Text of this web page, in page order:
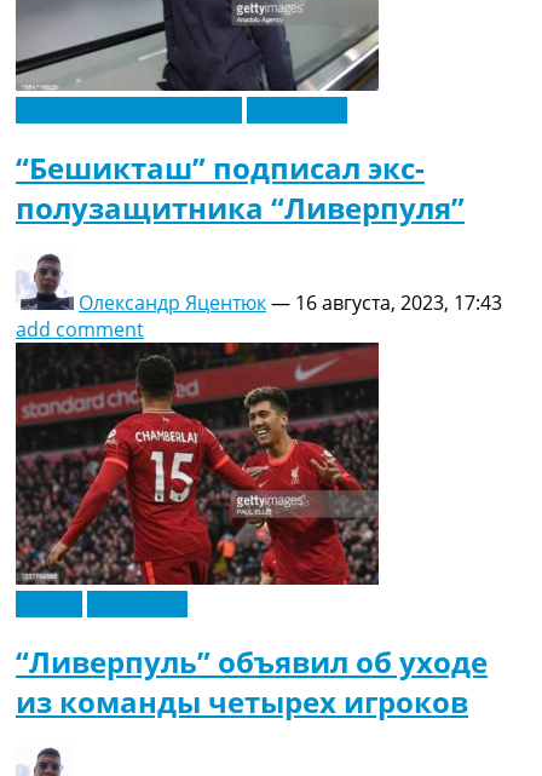
“Бешикташ” подписал экс-
полузащитника “Ливерпуля”
Олександр Яцентюк— 16 августа, 2023, 17:43
add comment
“Ливерпуль” объявил об уходе
из команды четырех игроков